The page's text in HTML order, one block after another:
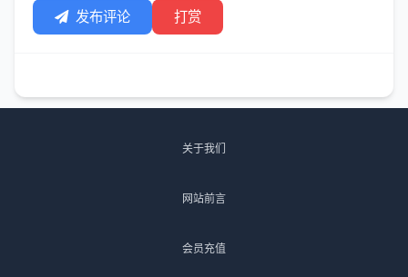
发布评论 打赏
关于我们
网站前言
会员充值